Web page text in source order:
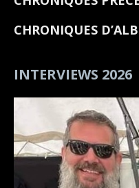
CHRONIQUES
INTERVIEWS 2026